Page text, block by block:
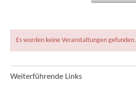
Es wurden keine Veranstaltungen gefunden.
Weiterführende Links